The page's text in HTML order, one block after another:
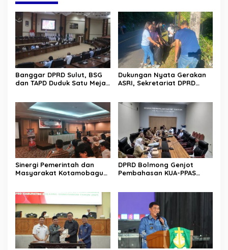
Banggar DPRD Sulut, BSG
dan TAPD Duduk Satu Meja.
Dukungan Nyata Gerakan
ASRI, Sekretariat DPRD
Sinergi Pemerintah dan
Masyarakat Kotamobagu
DPRD Bolmong Genjot
Pembahasan KUA-PPAS